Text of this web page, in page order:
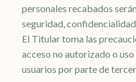
personales recabados
seguridad,
El Titular toma las
acceso no autorizado o
usuarios por parte de